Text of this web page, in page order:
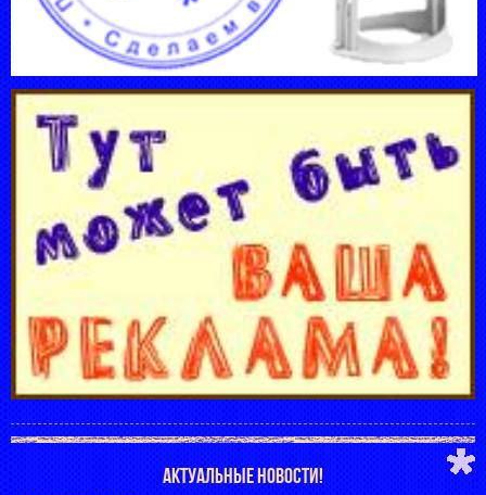
АКТУАЛЬНЫЕ НОВОСТИ!